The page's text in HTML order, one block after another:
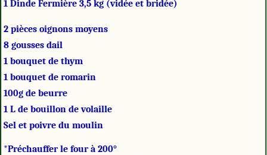
 1 Dinde Fermière 3,5 kg (vidée et bridée)
 2 pièces oignons moyens
 8 gousses dail
 1 bouquet de thym
 1 bouquet de romarin
 100g de beurre
 1 L de bouillon de volaille
 Sel et poivre du moulin
*Préchauffer le four à 200°